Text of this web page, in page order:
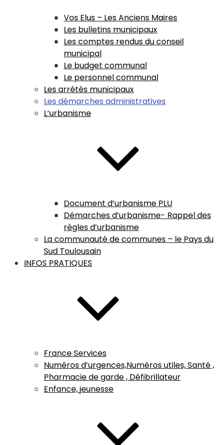
Vos Elus – Les Anciens Maires
Les bulletins municipaux
Les comptes rendus du conseil
municipal
Le budget communal
Le personnel communal
Les arrêtés municipaux
Les démarches administratives
L’urbanisme
Document d’urbanisme PLU
Démarches d’urbanisme- Rappel des
règles d’urbanisme
La communauté de communes – le Pays du
Sud Toulousain
INFOS PRATIQUES
France Services
Numéros d’urgences,Numéros utiles, Santé ,
Pharmacie de garde , Défibrillateur
Enfance, jeunesse